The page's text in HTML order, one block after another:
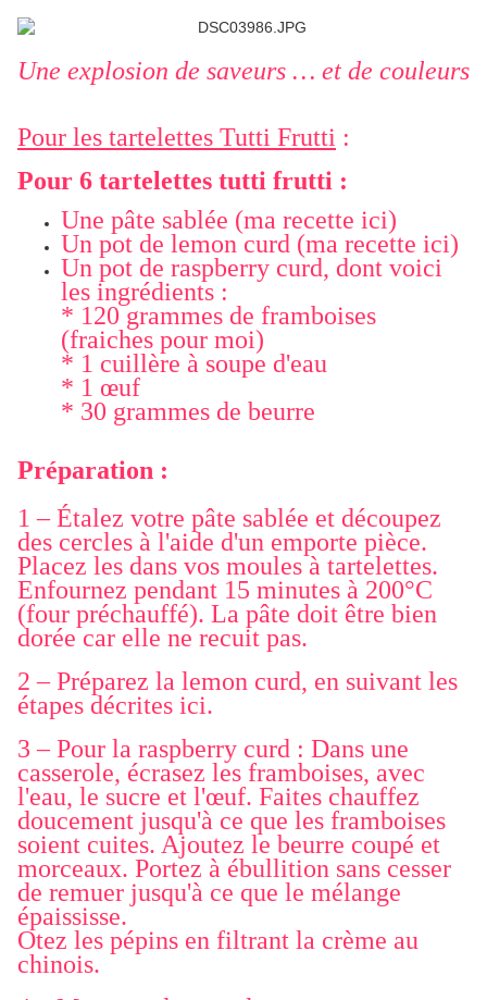
Une explosion de saveurs … et de couleurs
Pour les tartelettes Tutti Frutti :
Pour 6 tartelettes tutti frutti :
Une pâte sablée (ma recette ici)
Un pot de lemon curd (ma recette ici)
Un pot de raspberry curd, dont voici
les ingrédients :
* 120 grammes de framboises
(fraiches pour moi)
* 1 cuillère à soupe d'eau
* 1 œuf
* 30 grammes de beurre
Préparation :
1 – Étalez votre pâte sablée et découpez
des cercles à l'aide d'un emporte pièce.
Placez les dans vos moules à tartelettes.
Enfournez pendant 15 minutes à 200°C
(four préchauffé). La pâte doit être bien
dorée car elle ne recuit pas.
2 – Préparez la lemon curd, en suivant les
étapes décrites ici.
3 – Pour la raspberry curd : Dans une
casserole, écrasez les framboises, avec
l'eau, le sucre et l'œuf. Faites chauffez
doucement jusqu'à ce que les framboises
soient cuites. Ajoutez le beurre coupé et
morceaux. Portez à ébullition sans cesser
de remuer jusqu'à ce que le mélange
épaississe.
Otez les pépins en filtrant la crème au
chinois.